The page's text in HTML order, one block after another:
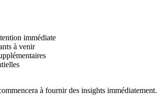
immédiate
à venir
à fournir des insights immédiatement.